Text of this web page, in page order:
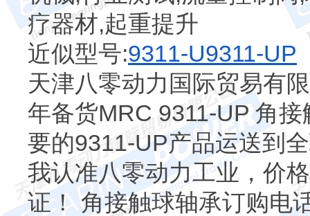
疗器材,起重提升
近似型号:9311-U9311-UP
天津八零动力国际贸易有
年备货MRC 9311-UP 角
要的9311-UP产品运送到
我认准八零动力工业，价
证！ 角接触球轴承订购电